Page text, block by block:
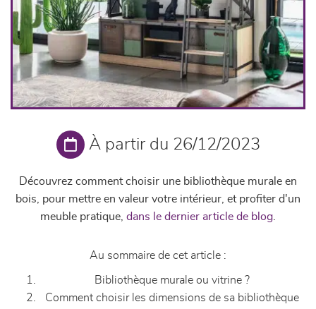
À partir du 26/12/2023
Découvrez comment choisir une bibliothèque murale en
bois, pour mettre en valeur votre intérieur, et profiter d'un
meuble pratique dans le dernier article de blog
Au sommaire de cet article :
Bibliothèque murale ou vitrine ?
Comment choisir les dimensions de sa bibliothèque